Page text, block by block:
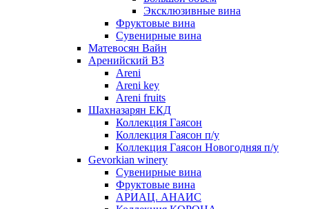
Эксклюзивные вина
Фруктовые вина
Cувенирные вина
Матевосян Вайн
Аренийский ВЗ
Areni
Areni key
Areni fruits
Шахназарян ЕКД
Коллекция Гаясон
Коллекция Гаясон п/у
Коллекция Гаясон Новогодняя п/у
Gevorkian winery
Сувенирные вина
Фруктовые вина
АРИАЦ. АНАИС